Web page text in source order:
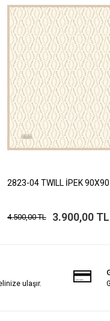
2823-04 TWILL İPEK 90X90
4.500,00 TL 3.900,00 TL
ulaşır.